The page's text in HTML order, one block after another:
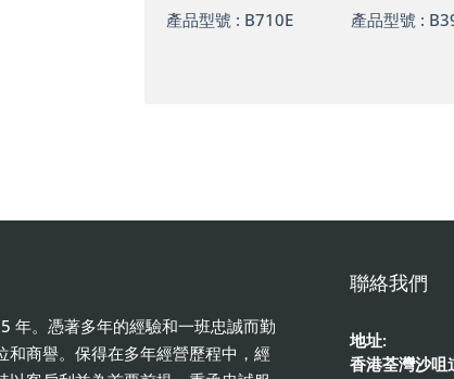
產品型號 : B710E 產品型號 :
年。憑著多年的經驗和一班忠誠而勤
商譽。保得在多年經營歷程中，經
聯絡我們
地址:
香港荃灣沙咀